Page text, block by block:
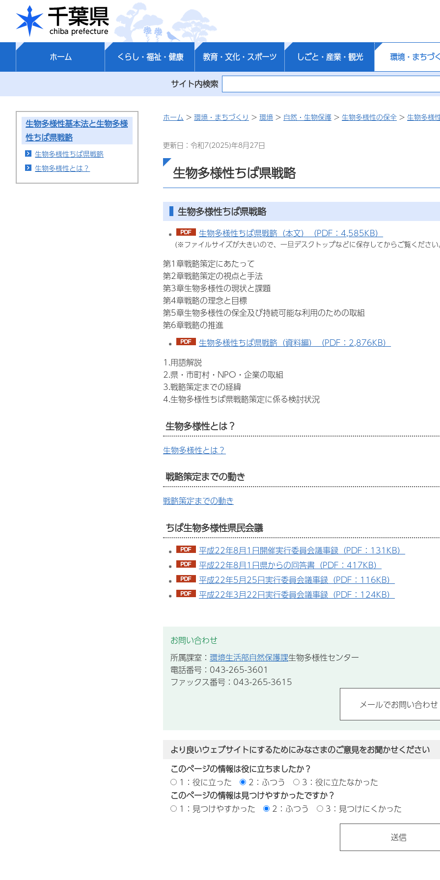
千葉県
ホーム くらし・福祉・健康 教育・文化・スポーツ しごと・産業・観光 環境・まちづ
サイト内検索
生物多様性基本法と生物多様
性ちば県戦略
生物多様性ちば県戦略
生物多様性とは？
ホーム > 環境・まちづくり > 環境 > 自然・生物保護 > 生物多様性の保全 > 生物多様
更新日：令和7(2025)年8月27日
生物多様性ちば県戦略
生物多様性ちば県戦略
生物多様性ちば県戦略（本文）（PDF：4,585KB）
(※ファイルサイズが大きいので、一旦デスクトップなどに保存してからご覧くださ
第1章戦略策定にあたって
第2章戦略策定の視点と手法
第3章生物多様性の現状と課題
第4章戦略の理念と目標
第5章生物多様性の保全及び持続可能な利用のための取組
第6章戦略の推進
生物多様性ちば県戦略（資料編）（PDF：2,876KB）
1.用語解説
2.県・市町村・NPO・企業の取組
3.戦略策定までの経緯
4.生物多様性ちば県戦略策定に係る検討状況
生物多様性とは？
生物多様性とは？
戦略策定までの動き
戦略策定までの動き
ちば生物多様性県民会議
平成22年8月1日開催実行委員会議事録（PDF：131KB）
平成22年8月1日県からの回答書（PDF：417KB）
平成22年5月25日実行委員会議事録（PDF：116KB）
平成22年3月22日実行委員会議事録（PDF：124KB）
お問い合わせ
所属課室： 環境生活部自然保護課生物多様性センター
電話番号：043-265-3601
ファックス番号：043-265-3615
より良いウェブサイトにするためにみなさまのご意見をお聞かせください
このページの情報は役に立ちましたか？
1：役に立った
2：ふつう
3：役に立たなかった
このページの情報は見つけやすかったですか？
1：見つけやすかった
2：ふつう 3：見つけにくかった